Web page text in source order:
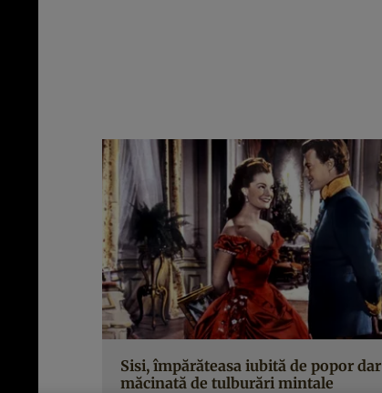
Sisi, împărăteasa iubită de popor dar
măcinată de tulburări mintale